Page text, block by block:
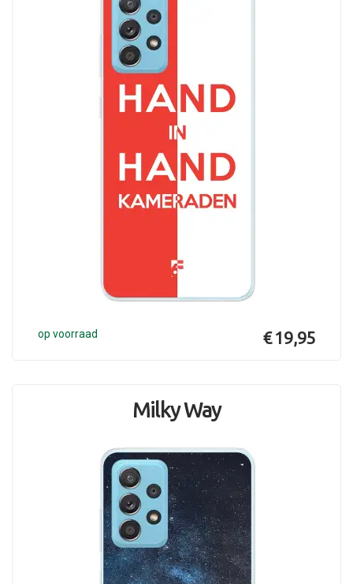
op voorraad € 19,95
Milky Way